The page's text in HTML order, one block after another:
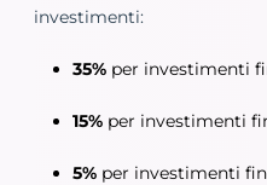
investimenti:
35% per investimenti
15% per investimenti
5% per investimenti